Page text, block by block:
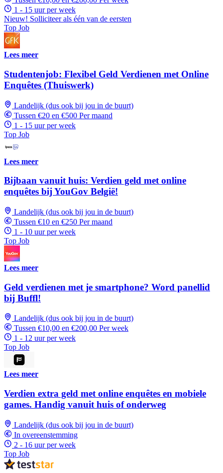
1 - 15 uur per week
Nieuw! Solliciteer als één van de eersten
Top Job
Lees meer
Studentenjob: Flexibel Geld Verdienen met Online
Enquêtes (Thuiswerk)
Landelijk (dus ook bij jou in de buurt)
Tussen €20 en €500 Per maand
1 - 15 uur per week
Top Job
Lees meer
Bijbaan vanuit huis: Verdien geld met online
enquêtes bij YouGov België!
Landelijk (dus ook bij jou in de buurt)
Tussen €10 en €250 Per maand
1 - 10 uur per week
Top Job
Lees meer
Geld verdienen met je smartphone? Word panellid
bij Buffl!
Landelijk (dus ook bij jou in de buurt)
Tussen €10,00 en €200,00 Per week
1 - 12 uur per week
Top Job
Lees meer
Verdien extra geld met online enquêtes en mobiele
games. Handig vanuit huis of onderweg
Landelijk (dus ook bij jou in de buurt)
In overeenstemming
2 - 16 uur per week
Top Job